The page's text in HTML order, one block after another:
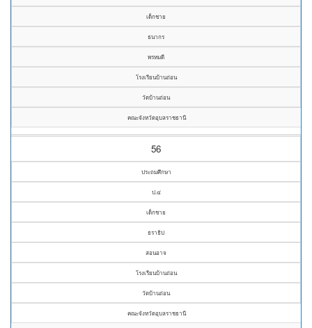
เด็กชาย
ธนากร
พรหมดี
โรงเรียนบ้านถ่อน
วัดบ้านถ่อน
คณะจังหวัดอุบลราชธานี
56
ประถมศึกษา
ป.๔
เด็กชาย
ธราธิป
สอนอาจ
โรงเรียนบ้านถ่อน
วัดบ้านถ่อน
คณะจังหวัดอุบลราชธานี